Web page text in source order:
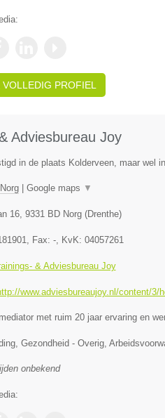
VOLLEDIG PROFIEL
Adviesbureau Joy
in de plaats Kolderveen, maar wel
Norg| Google maps ▼
16, 9331 BD Norg(Drenthe)
, Fax: -, KvK: 04057261
& Adviesbureau Joy
www.adviesbureaujoy.nl/content/3/
met ruim 20 jaar ervaring en
Gezondheid - Overig,
onbekend